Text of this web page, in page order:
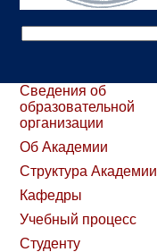
Сведения об
образовательной
организации
Об Академии
Структура Академии
Кафедры
Учебный процесс
Студенту